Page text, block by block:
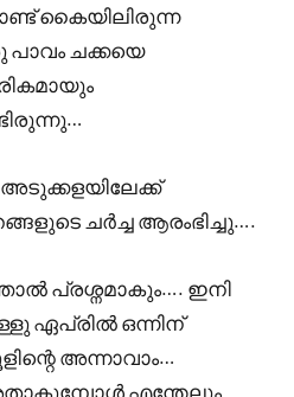
കൈയിലിരുന്ന
പാവം ചക്കയെ
ചർച്ച ആരംഭിച്ചു….
പ്രശ്നമാകും…. ഇനി
ഏപ്രിൽ ഒന്നിന്
അന്നാവാം…
എന്തേലും